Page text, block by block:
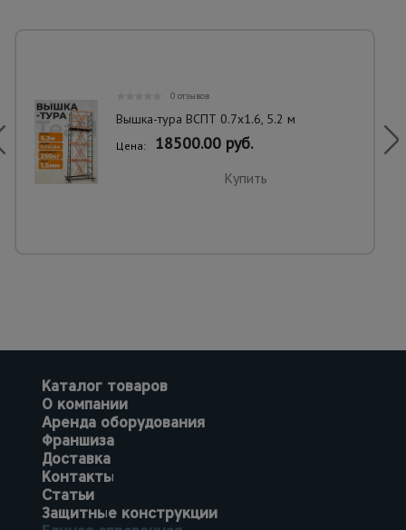
0 отзывов
Вышка-тура ВСПТ 0.7х1.6, 5.2 м
Цена: 18500.00 руб.
Купить
Каталог товаров
О компании
Аренда оборудования
Франшиза
Доставка
Контакты
Статьи
Защитные конструкции